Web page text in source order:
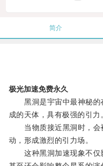
简介
极光加速免费永久
黑洞是宇宙中最神秘的
成的天体，具有极强的引力
当物质接近黑洞时，会
动，形成激烈的引力场。
这种黑洞加速现象不仅